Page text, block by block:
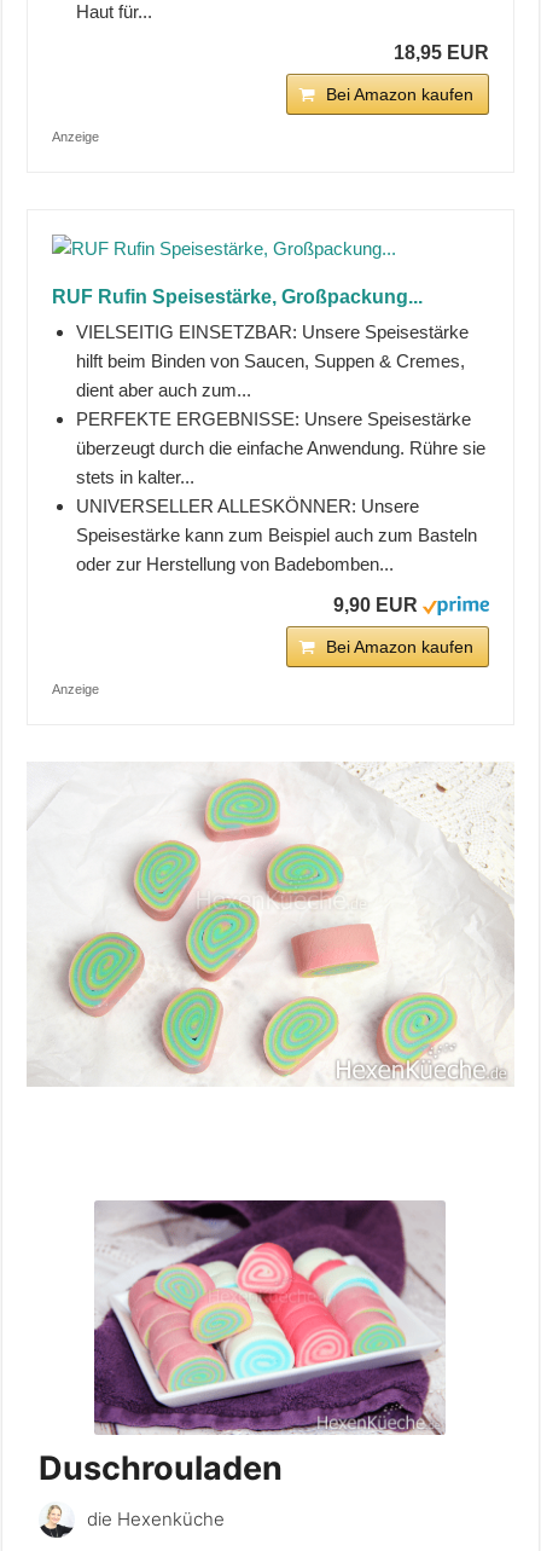
Haut für...
18,95 EUR
Bei Amazon kaufen
Anzeige
RUF Rufin Speisestärke, Großpackung...
VIELSEITIG EINSETZBAR: Unsere Speisestärke
hilft beim Binden von Saucen, Suppen & Cremes,
dient aber auch zum...
PERFEKTE ERGEBNISSE: Unsere Speisestärke
überzeugt durch die einfache Anwendung. Rühre sie
stets in kalter...
UNIVERSELLER ALLESKÖNNER: Unsere
Speisestärke kann zum Beispiel auch zum Basteln
oder zur Herstellung von Badebomben...
9,90 EUR
Bei Amazon kaufen
Anzeige
Duschrouladen
die Hexenküche